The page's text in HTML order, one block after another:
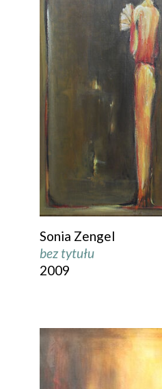
Sonia Zengel
bez tytułu
2009